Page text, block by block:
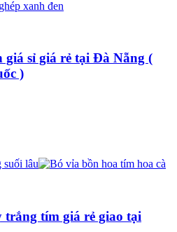
giá sỉ giá rẻ tại Đà Nẵng (
)
trắng tím giá rẻ giao tại